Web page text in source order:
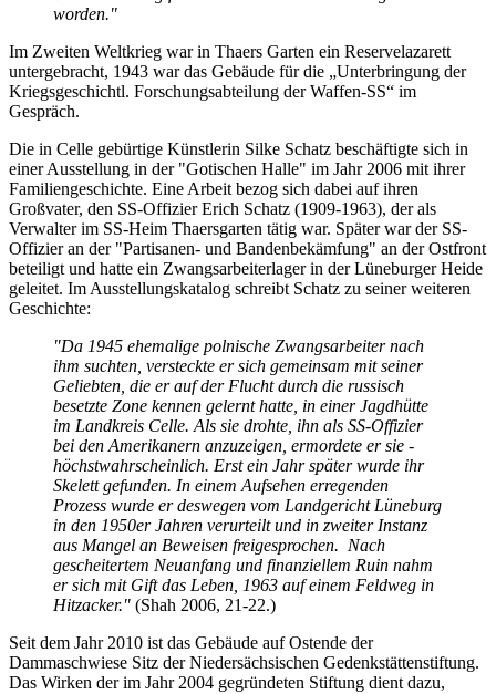
worden."
Im Zweiten Weltkrieg war in Thaers Garten ein Reservelazarett
untergebracht, 1943 war das Gebäude für die „Unterbringung der
Kriegsgeschichtl. Forschungsabteilung der Waffen-SS“ im
Gespräch.
Die in Celle gebürtige Künstlerin Silke Schatz beschäftigte sich in
einer Ausstellung in der "Gotischen Halle" im Jahr 2006 mit ihrer
Familiengeschichte. Eine Arbeit bezog sich dabei auf ihren
Großvater, den SS-Offizier Erich Schatz (1909-1963), der als
Verwalter im SS-Heim Thaersgarten tätig war. Später war der SS-
Offizier an der "Partisanen- und Bandenbekämfung" an der Ostfront
beteiligt und hatte ein Zwangsarbeiterlager in der Lüneburger Heide
geleitet. Im Ausstellungskatalog schreibt Schatz zu seiner weiteren
Geschichte:
"Da 1945 ehemalige polnische Zwangsarbeiter nach
ihm suchten, versteckte er sich gemeinsam mit seiner
Geliebten, die er auf der Flucht durch die russisch
besetzte Zone kennen gelernt hatte, in einer Jagdhütte
im Landkreis Celle. Als sie drohte, ihn als SS-Offizier
bei den Amerikanern anzuzeigen, ermordete er sie -
höchstwahrscheinlich. Erst ein Jahr später wurde ihr
Skelett gefunden. In einem Aufsehen erregenden
Prozess wurde er deswegen vom Landgericht Lüneburg
in den 1950er Jahren verurteilt und in zweiter Instanz
aus Mangel an Beweisen freigesprochen. Nach
gescheitertem Neuanfang und finanziellem Ruin nahm
er sich mit Gift das Leben, 1963 auf einem Feldweg in
Hitzacker." (Shah 2006, 21-22.)
Seit dem Jahr 2010 ist das Gebäude auf Ostende der
Dammaschwiese Sitz der Niedersächsischen Gedenkstättenstiftung.
Das Wirken der im Jahr 2004 gegründeten Stiftung dient dazu,